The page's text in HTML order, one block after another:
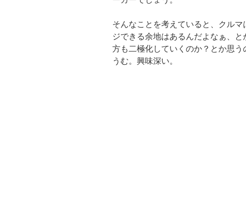
そんなことを考えていると、クル
ジできる余地はあるんだよなぁ、
方も二極化していくのか？とか思う
うむ。興味深い。